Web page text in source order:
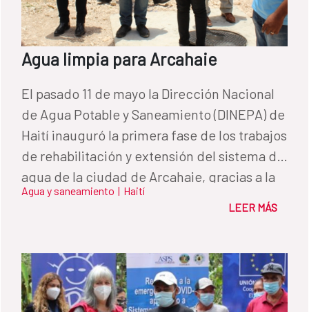
Agua limpia para Arcahaie
El pasado 11 de mayo la Dirección Nacional
de Agua Potable y Saneamiento (DINEPA) de
Haití inauguró la primera fase de los trabajos
de rehabilitación y extensión del sistema de
agua de la ciudad de Arcahaie, gracias a la
financiación del Fondo de Cooperación para
Potable y Saneamiento (DINEPA) de Haití ha
construido un depósito y ha realizado los
trabajos de instalación de tubería
Agua y saneamiento | Haití
LEER MÁS